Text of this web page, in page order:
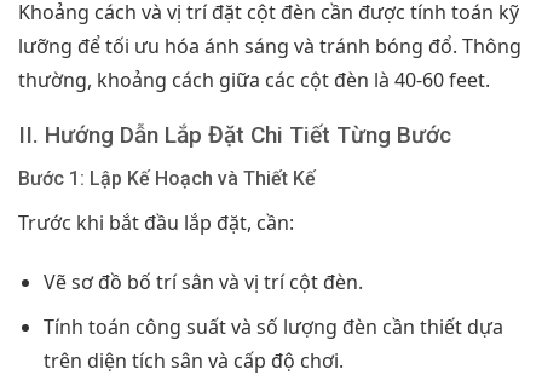
Khoảng cách và vị trí đặt cột đèn cần được tính toán kỹ
lưỡng để tối ưu hóa ánh sáng và tránh bóng đổ. Thông
thường, khoảng cách giữa các cột đèn là 40-60 feet.
II. Hướng Dẫn Lắp Đặt Chi Tiết Từng Bước
Bước 1: Lập Kế Hoạch và Thiết Kế
Trước khi bắt đầu lắp đặt, cần:
Vẽ sơ đồ bố trí sân và vị trí cột đèn.
Tính toán công suất và số lượng đèn cần thiết dựa
trên diện tích sân và cấp độ chơi.